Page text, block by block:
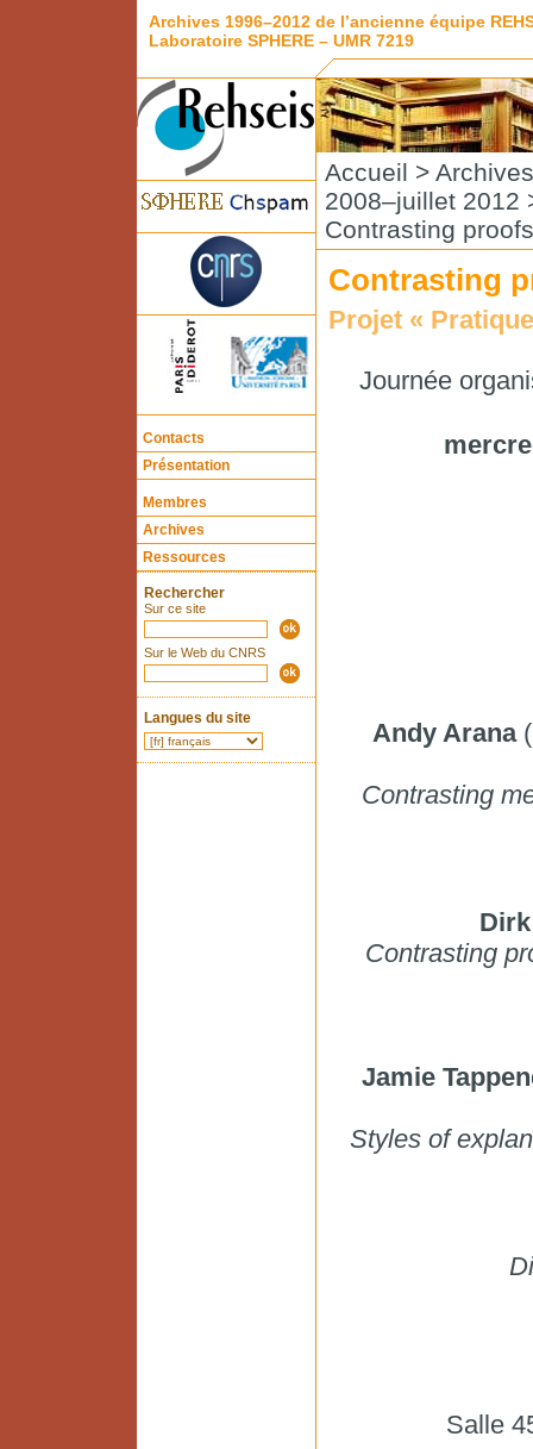
Archives 1996–2012 de l’ancienne équipe
Laboratoire SPHERE – UMR 7219
Contacts
Présentation
Membres
Archives
Ressources
Rechercher
Sur ce site
Sur le Web du CNRS
Langues du site
Accueil > Archives
2008–juillet 2012
Contrasting proofs
Contrasting
Projet «
Journée
Andy Arana
Contrasting
Contrasting
Jamie
Styles of
Salle